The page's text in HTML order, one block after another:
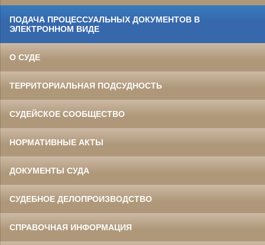
ПОДАЧА ПРОЦЕССУАЛЬНЫХ ДОКУМЕНТОВ В
ЭЛЕКТРОННОМ ВИДЕ
О СУДЕ
ТЕРРИТОРИАЛЬНАЯ ПОДСУДНОСТЬ
СУДЕЙСКОЕ СООБЩЕСТВО
НОРМАТИВНЫЕ АКТЫ
ДОКУМЕНТЫ СУДА
СУДЕБНОЕ ДЕЛОПРОИЗВОДСТВО
СПРАВОЧНАЯ ИНФОРМАЦИЯ